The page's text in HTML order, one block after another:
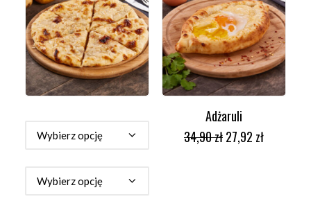
DODAJ DO KOSZYKA
Adżaruli
34,90zł27,92 zł